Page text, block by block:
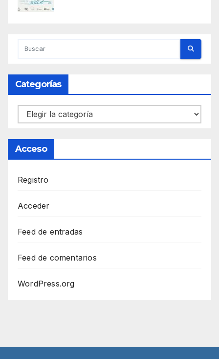
Categorías
Categorías
Acceso
Registro
Acceder
Feed de entradas
Feed de comentarios
WordPress.org